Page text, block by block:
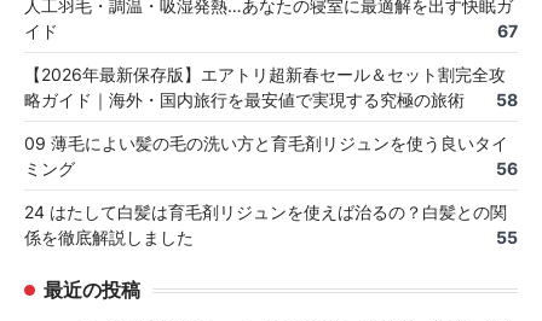
人工羽毛・調温・吸湿発熱…あなたの寝室に最適解を出す快眠ガ
イド
67
【2026年最新保存版】エアトリ超新春セール＆セット割完全攻
略ガイド｜海外・国内旅行を最安値で実現する究極の旅術
58
09 薄毛によい髪の毛の洗い方と育毛剤リジュンを使う良いタイ
ミング
56
24 はたして白髪は育毛剤リジュンを使えば治るの？白髪との関
係を徹底解説しました
55
最近の投稿